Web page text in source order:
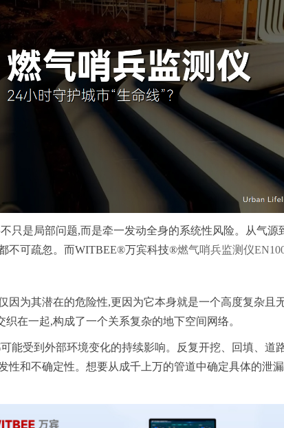
只是局部问题,而是牵一发动全身的系统性风险。从气
不可疏忽。而WITBEE®万宾科技®燃气哨兵监测仪
因为其潜在的危险性,更因为它本身就是一个高度复杂
在一起,构成了一个关系复杂的地下空间网络。
能受到外部环境变化的持续影响。反复开挖、回填、
性和不确定性。想要从成千上万的管道中确定具体的泄